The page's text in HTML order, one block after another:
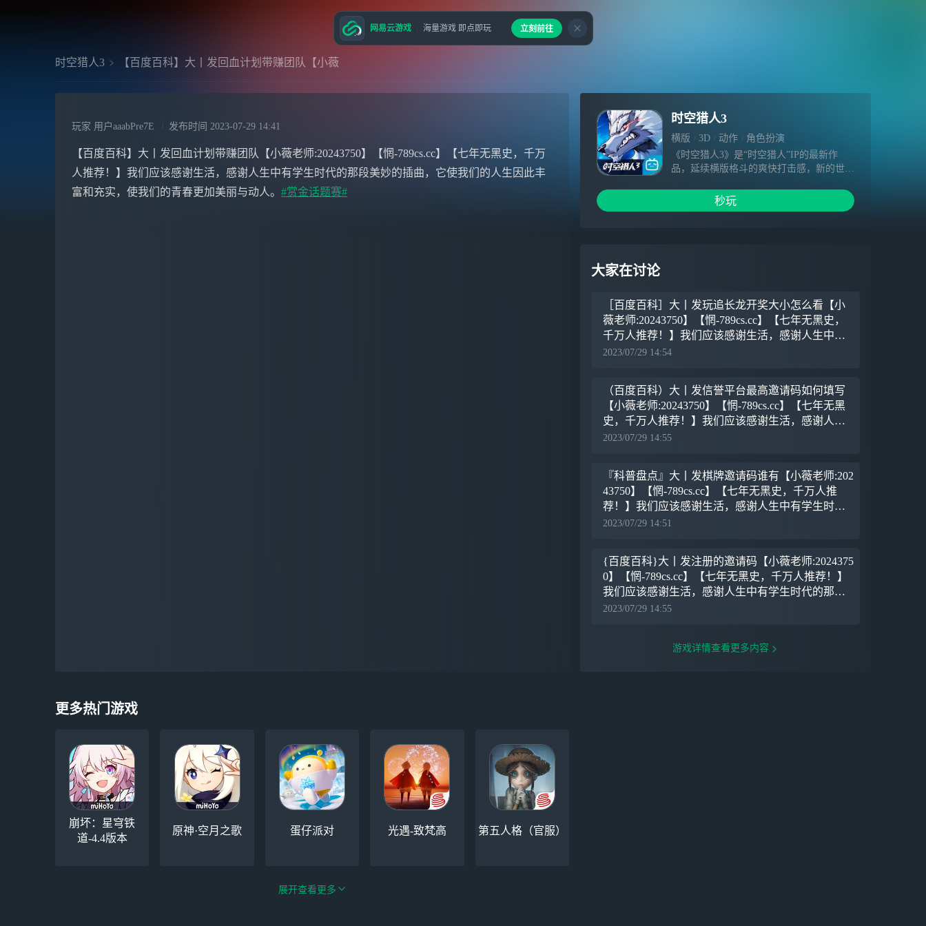
时空猎人3 【百度百科】大丨发回血计划带赚团队【小薇
玩家 用户aaabPre7E 发布时间 2023-07-29 14:41
【百度百科】大丨发回血计划带赚团队【小薇老师:20243750】【惘-789cs.cc】【七年无黑史，千万
人推荐！】我们应该感谢生活，感谢人生中有学生时代的那段美妙的插曲，它使我们的人生因此丰
富和充实，使我们的青春更加美丽与动人。 #赏金话题赛#
时空猎人3
横版 3D 动作
角色扮演
《时空猎人3》是“时空猎人”IP的最新作
品，延续横版格斗的爽快打击感，新的世
初心重燃，青春再起，新的冒险在等你。
秒玩
大家在讨论
［百度百科］大丨发玩追长龙开奖大小怎么看【小
薇老师:20243750】【惘-789cs.cc】【七年无黑史，
千万人推荐！】我们应该感谢生活，感谢人生中有
学生时代的那段美妙的插曲，它使我们的人生因此
2023/07/29 14:54
（百度百科）大丨发信誉平台最高邀请码如何填写
【小薇老师:20243750】【惘-789cs.cc】【七年无黑
史，千万人推荐！】我们应该感谢生活，感谢人生
中有学生时代的那段美妙的插曲，它使我们的人生
2023/07/29 14:55
『科普盘点』大丨发棋牌邀请码谁有【小薇老师:202
43750】【惘-789cs.cc】【七年无黑史，千万人推
荐！】我们应该感谢生活，感谢人生中有学生时代
的那段美妙的插曲，它使我们的人生因此丰富和充
2023/07/29 14:51
{百度百科}大丨发注册的邀请码【小薇老师:2024375
0】【惘-789cs.cc】【七年无黑史，千万人推荐！】
我们应该感谢生活，感谢人生中有学生时代的那段
美妙的插曲，它使我们的人生因此丰富和充实，使
2023/07/29 14:55
游戏详情查看更多内容
更多热门游戏
崩坏：星穹铁
道-4.4版本
原神·空月之歌 蛋仔派对 光遇-致梵高 第五人格（官服）
展开查看更多
网易云游戏 海量游戏 即点即玩 立刻前往